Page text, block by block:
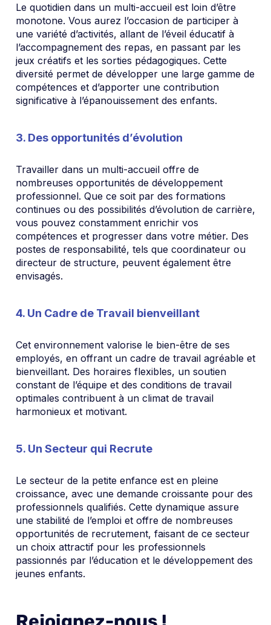
Le quotidien dans un multi-accueil est loin d’être
monotone. Vous aurez l’occasion de participer à
une variété d’activités, allant de l’éveil éducatif à
l’accompagnement des repas, en passant par les
jeux créatifs et les sorties pédagogiques. Cette
diversité permet de développer une large gamme de
compétences et d’apporter une contribution
significative à l’épanouissement des enfants.
3. Des opportunités d’évolution
Travailler dans un multi-accueil offre de
nombreuses opportunités de développement
professionnel. Que ce soit par des formations
continues ou des possibilités d’évolution de carrière,
vous pouvez constamment enrichir vos
compétences et progresser dans votre métier. Des
postes de responsabilité, tels que coordinateur ou
directeur de structure, peuvent également être
envisagés.
4. Un Cadre de Travail bienveillant
Cet environnement valorise le bien-être de ses
employés, en offrant un cadre de travail agréable et
bienveillant. Des horaires flexibles, un soutien
constant de l’équipe et des conditions de travail
optimales contribuent à un climat de travail
harmonieux et motivant.
5. Un Secteur qui Recrute
Le secteur de la petite enfance est en pleine
croissance, avec une demande croissante pour des
professionnels qualifiés. Cette dynamique assure
une stabilité de l’emploi et offre de nombreuses
opportunités de recrutement, faisant de ce secteur
un choix attractif pour les professionnels
passionnés par l’éducation et le développement des
jeunes enfants.